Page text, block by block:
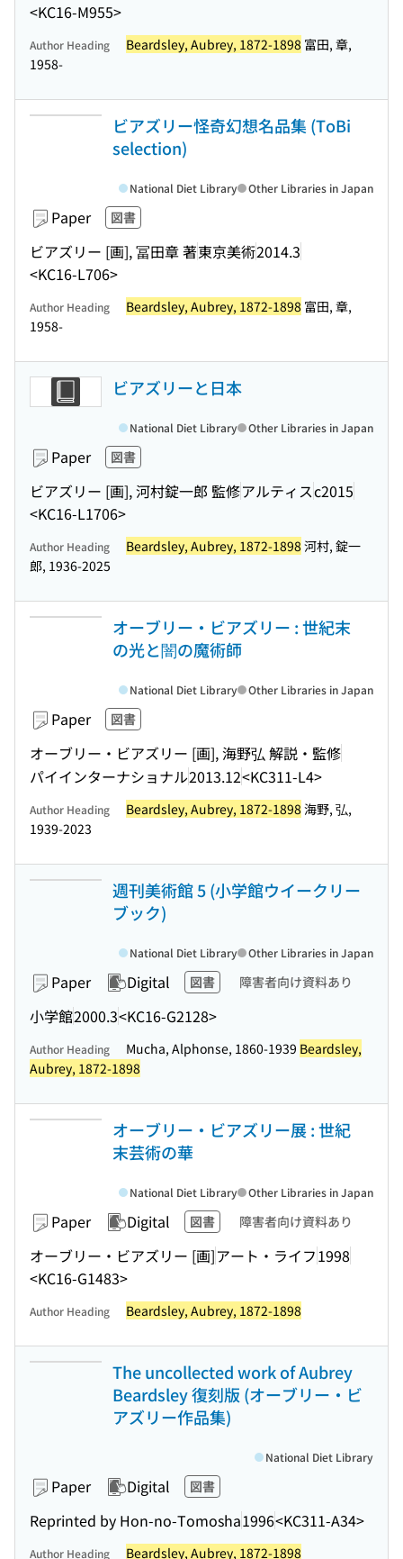
<KC16-M955>
Author Heading Beardsley, Aubrey, 1872-1898 富田, 章,
1958-
ビアズリー怪奇幻想名品集 (ToBi
selection)
Paper 図書
ビアズリー [画], 冨田章 著東京美術2014.3
<KC16-L706>
National Diet Library Other Libraries in Japan
Author Heading Beardsley, Aubrey, 1872-1898 富田, 章,
1958-
ビアズリーと日本
Paper 図書
ビアズリー [画], 河村錠一郎 監修アルティスc2015
<KC16-L1706>
National Diet Library Other Libraries in Japan
Author Heading Beardsley, Aubrey, 1872-1898 河村, 錠一
郎, 1936-2025
オーブリー・ビアズリー : 世紀末
の光と闇の魔術師
Paper 図書
オーブリー・ビアズリー [画], 海野弘 解説・監修
パイインターナショナル2013.12<KC311-L4>
National Diet Library Other Libraries in Japan
Author Heading Beardsley, Aubrey, 1872-1898 海野, 弘,
1939-2023
週刊美術館 5 (小学館ウイークリー
ブック)
Paper Digital 図書 障害者向け資料あり
小学館2000.3<KC16-G2128>
National Diet Library Other Libraries in Japan
Author Heading Mucha, Alphonse, 1860-1939 Beardsley,
Aubrey, 1872-1898
オーブリー・ビアズリー展 : 世紀
末芸術の華
Paper Digital 図書 障害者向け資料あり
オーブリー・ビアズリー [画]アート・ライフ1998
<KC16-G1483>
National Diet Library Other Libraries in Japan
Author Heading Beardsley, Aubrey, 1872-1898
The uncollected work of Aubrey
Beardsley 復刻版 (オーブリー・ビ
アズリー作品集)
Paper Digital 図書
Reprinted by Hon-no-Tomosha1996<KC311-A34>
National Diet Library
Author Heading Beardsley, Aubrey, 1872-1898